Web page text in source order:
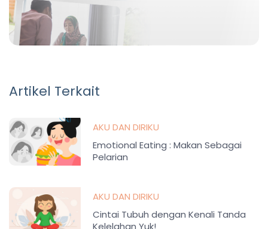
Artikel Terkait
AKU DAN DIRIKU
Emotional Eating : Makan Sebagai
Pelarian
AKU DAN DIRIKU
Cintai Tubuh dengan Kenali Tanda
Kelelahan Yuk!